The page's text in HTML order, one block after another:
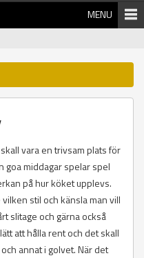
MENU
vara en trivsam plats för
goa middagar spelar spel
på hur köket upplevs.
stil och känsla man vill
slitage och gärna också
att hålla rent och det skall
annat i golvet. När det